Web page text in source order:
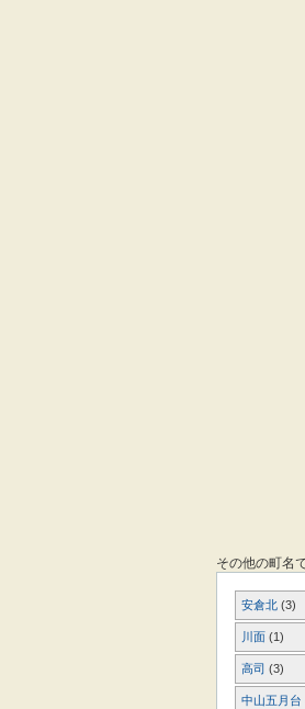
その他の町名
安倉北 (3)
川面 (1)
高司 (3)
中山五月台